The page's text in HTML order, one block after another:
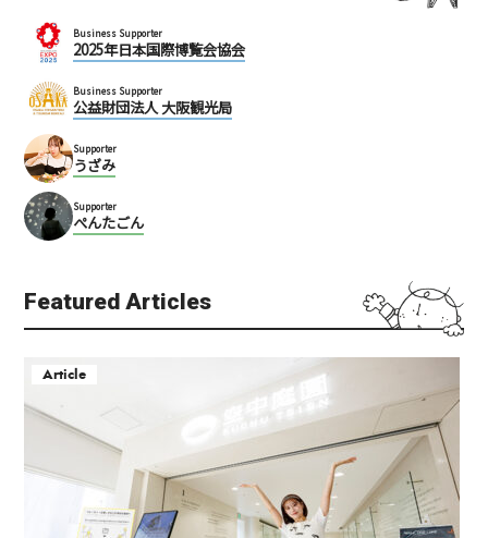
Business Supporter
2025年日本国際博覧会協会
Business Supporter
公益財団法人 大阪観光局
Supporter
うざみ
Supporter
ぺんたごん
Featured Articles
Article